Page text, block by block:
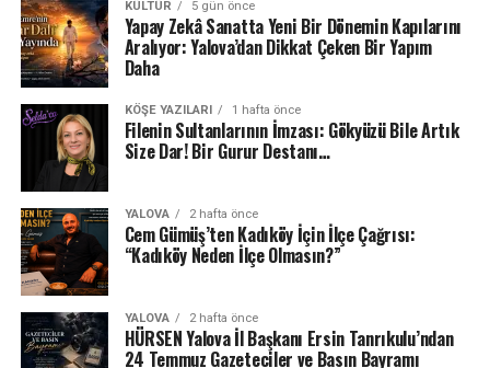
KÜLTÜR 5 gün önce
Yapay Zekâ Sanatta Yeni Bir Dönemin Kapılarını
Aralıyor: Yalova’dan Dikkat Çeken Bir Yapım
Daha
KÖŞE YAZILARI 1 hafta önce
Filenin Sultanlarının İmzası: Gökyüzü Bile Artık
Size Dar! Bir Gurur Destanı…
YALOVA 2 hafta önce
Cem Gümüş’ten Kadıköy İçin İlçe Çağrısı:
“Kadıköy Neden İlçe Olmasın?”
YALOVA 2 hafta önce
HÜRSEN Yalova İl Başkanı Ersin Tanrıkulu’ndan
24 Temmuz Gazeteciler ve Basın Bayramı